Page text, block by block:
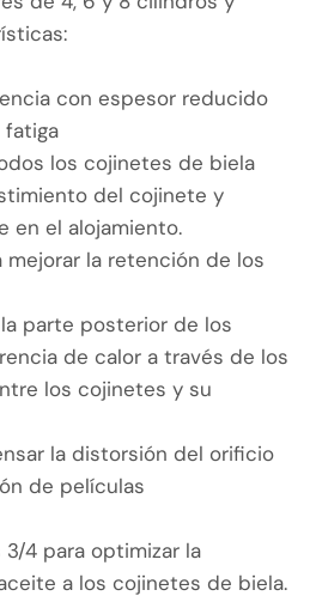
con espesor reducido
fatiga
los cojinetes de biela
del cojinete y
en el alojamiento.
la retención de los
parte posterior de los
de calor a través de los
los cojinetes y su
la distorsión del orificio
de películas
4 para optimizar la
a los cojinetes de biela.